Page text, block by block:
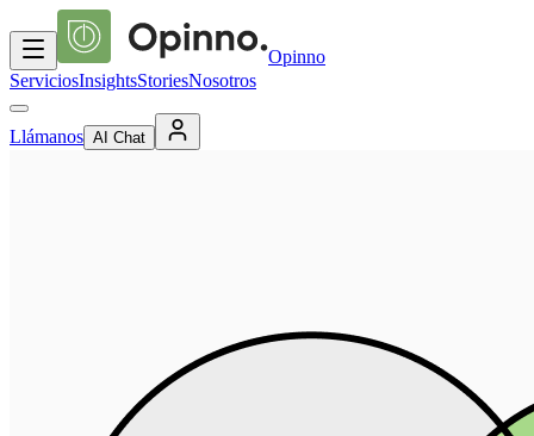
Opinno
ServiciosInsightsStoriesNosotros
Llámanos AI Chat